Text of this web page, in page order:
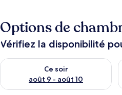
Options de
Vérifiez la disponibilité
Ce soir
août 9 - août 10
Vérifier la disponibilité pour ce